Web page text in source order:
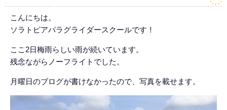
こんにちは。
ソラトピアパラグライダースクールです！
ここ2日梅雨らしい雨が続いています。
残念ながらノーフライトでした。
月曜日のブログが書けなかったので、写真を載せます。